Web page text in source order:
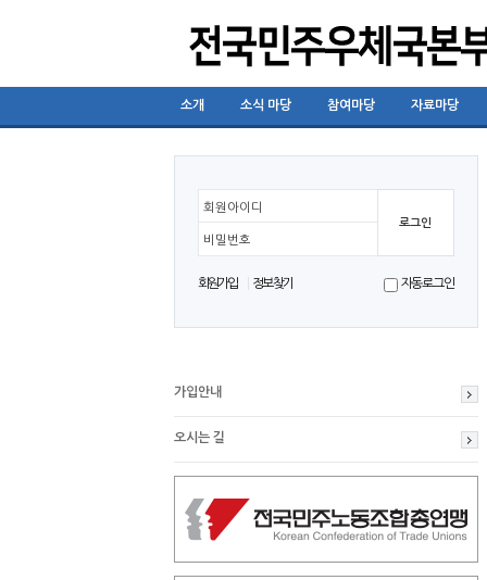
소개 소식 마당 참여마당 자료마당
회원아이디
비밀번호
회원가입 정보찾기 자동로그인
가입안내
오시는 길